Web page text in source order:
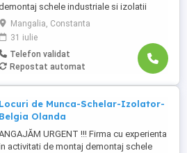
schele industriale si izolatii
industriale in rafinarii, combinate
petrochimice, otelarii ofera locuri de
munca in Belgia pentru: - schelari
necalificati pentru activitatea de
demontaj schele industriale; -
Mangalia, Constanta
31 iulie
Telefon validat
Repostat automat
Locuri de Munca-Schelar-Izolator-
Belgia Olanda
URGENT !!! Firma cu experienta
activitati de montaj demontaj schele